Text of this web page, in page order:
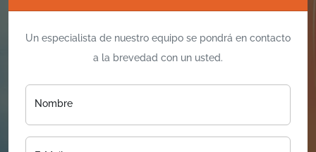
Un especialista de nuestro equipo se pondrá en contacto
a la brevedad con un usted.
Nombre